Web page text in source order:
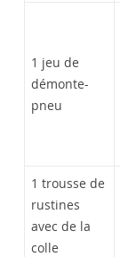
1 jeu de
démonte-
pneu
1 trousse de
rustines
avec de la
colle